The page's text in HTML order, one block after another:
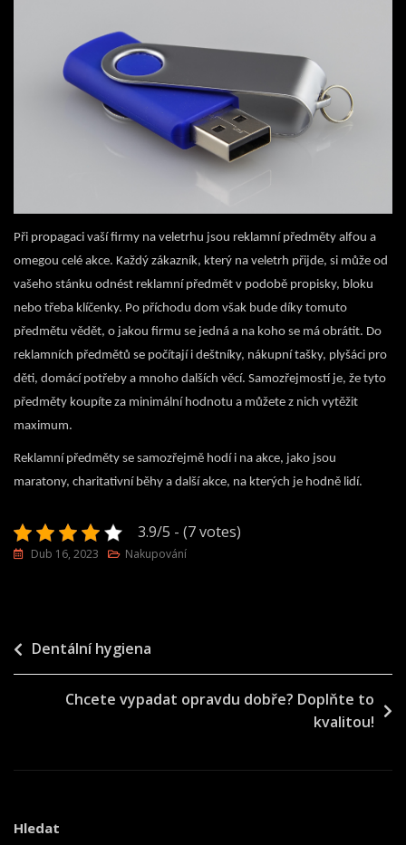
Při propagaci vaší firmy na veletrhu jsou reklamní předměty alfou a
omegou celé akce. Každý zákazník, který na veletrh přijde, si může od
vašeho stánku odnést reklamní předmět v podobě propisky, bloku
nebo třeba klíčenky. Po příchodu dom však bude díky tomuto
předmětu vědět, o jakou firmu se jedná a na koho se má obrátit. Do
reklamních předmětů se počítají i deštníky, nákupní tašky, plyšáci pro
děti, domácí potřeby a mnoho dalších věcí. Samozřejmostí je, že tyto
předměty koupíte za minimální hodnotu a můžete z nich vytěžit
maximum.
Reklamní předměty se samozřejmě hodí i na akce, jako jsou
maratony, charitativní běhy a další akce, na kterých je hodně lidí.
3.9/5 - (7 votes)
Dub 16, 2023 Nakupování
Navigace
pro
příspěvek
Dentální hygiena
Chcete vypadat opravdu dobře? Doplňte to
kvalitou!
Hledat